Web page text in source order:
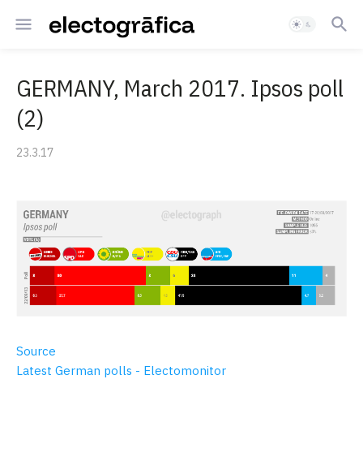
GERMANY, March 2017. Ipsos poll
(2)
23.3.17
Source
Latest German polls - Electomonitor